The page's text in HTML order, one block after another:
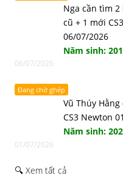
Nga cần tìm 2
cũ + 1 mới
06/07/2026
Năm sinh:
06/07/2026
Đang chờ ghép
Vũ Thúy
CS3 Newton
Năm sinh:
01/07/2026
🔍 Xem tất cả